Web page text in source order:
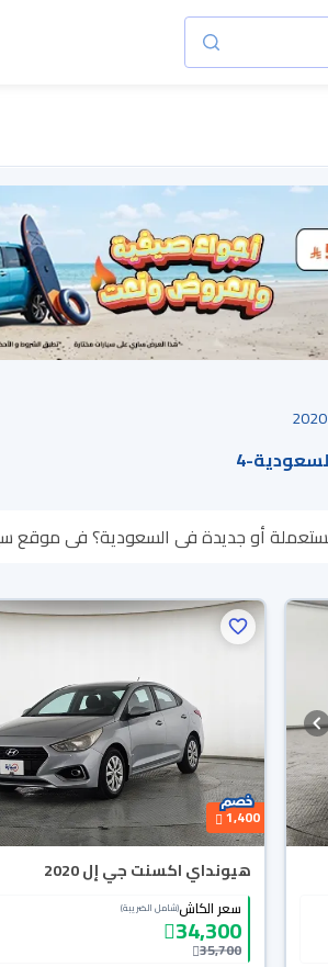
2020
-
4
1,400
هيونداي اكسنت جي إل 2020
سعر الكاش(شامل الضريبة)
34,300
35,700